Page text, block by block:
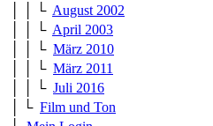
│ │ └ August 2002
│ │ └ April 2003
│ │ └ März 2010
│ │ └ März 2011
│ │ └ Juli 2016
│ └ Film und Ton